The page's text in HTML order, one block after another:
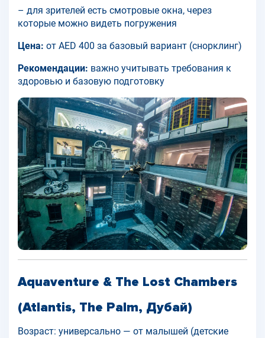
– для зрителей есть смотровые окна, через
которые можно видеть погружения
Цена: от AED 400 за базовый вариант (снорклинг)
Рекомендации: важно учитывать требования к
здоровью и базовую подготовку
Aquaventure & The Lost Chambers
(Atlantis, The Palm, Дубай)
Возраст: универсально — от малышей (детские